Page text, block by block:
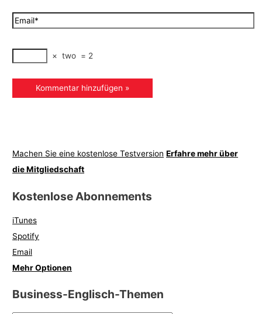
× two = 2
Machen Sie eine kostenlose Testversion Erfahre mehr über
die Mitgliedschaft
Kostenlose Abonnements
iTunes
Spotify
Email
Mehr Optionen
Business-Englisch-Themen